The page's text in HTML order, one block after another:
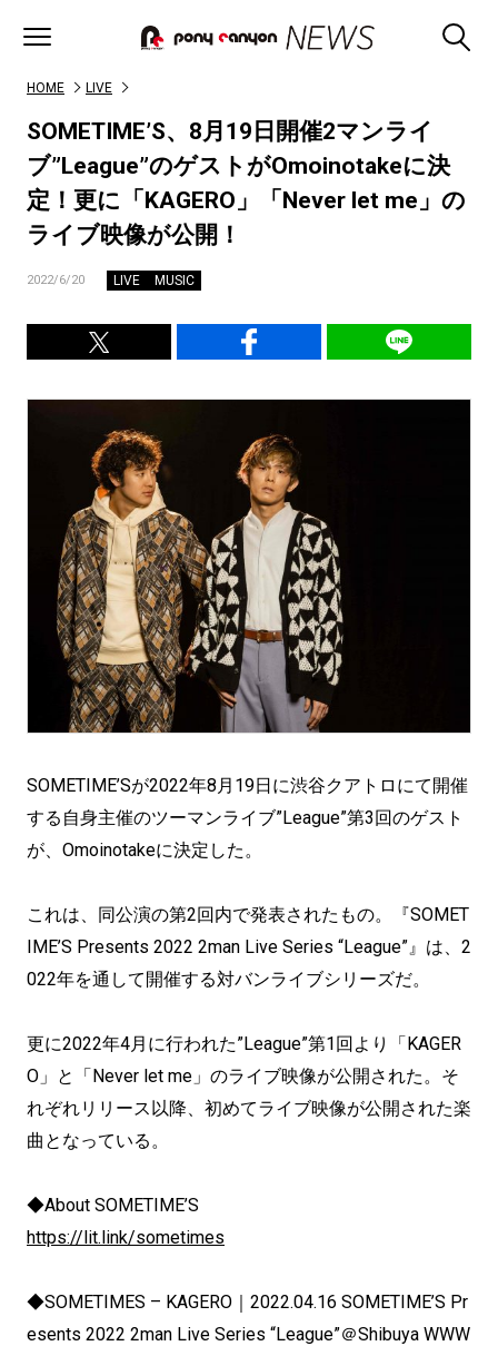
HOME LIVE
SOMETIME’S、8月19日開催2マンライ
ブ”League”のゲストがOmoinotakeに決
定！更に「KAGERO」「Never let me」の
ライブ映像が公開！
2022/6/20 LIVE MUSIC
SOMETIME’Sが2022年8月19日に渋谷クアトロにて開催
する自身主催のツーマンライブ”League”第3回のゲスト
が、Omoinotakeに決定した。
これは、同公演の第2回内で発表されたもの。『SOMET
IME’S Presents 2022 2man Live Series “League”』は、2
022年を通して開催する対バンライブシリーズだ。
更に2022年4月に行われた”League”第1回より「KAGER
O」と「Never let me」のライブ映像が公開された。そ
れぞれリリース以降、初めてライブ映像が公開された楽
曲となっている。
◆About SOMETIME’S
https://lit.link/sometimes
◆SOMETIMES – KAGERO｜2022.04.16 SOMETIME’S Pr
esents 2022 2man Live Series “League”＠Shibuya WWW